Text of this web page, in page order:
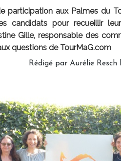
participation aux Palmes du
candidats pour recueillir
Gille, responsable des
questions de TourMaG.com
Rédigé par Aurélie Resch